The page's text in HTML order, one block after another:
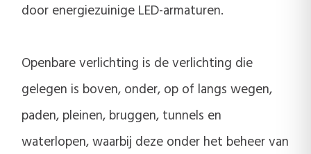
door energiezuinige LED-armaturen.
Openbare verlichting is de verlichting die
gelegen is boven, onder, op of langs wegen,
paden, pleinen, bruggen, tunnels en
waterlopen, waarbij deze onder het beheer van